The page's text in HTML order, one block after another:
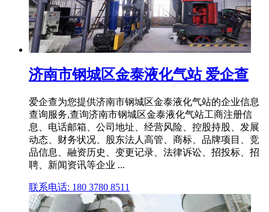
济南市钢城区金泰液化气站 爱企查
爱企查为您提供济南市钢城区金泰液化气站的企业信息
查询服务,查询济南市钢城区金泰液化气站工商注册信
息、电话邮箱、公司地址、经营风险、控股持股、发展
动态、财务状况、股东法人高管、商标、品牌项目、竞
品信息、融资历史、变更记录、法律诉讼、招投标、招
聘、新闻资讯等企业 ...
联系电话: 180 3780 8511